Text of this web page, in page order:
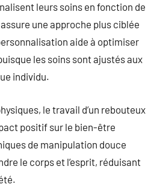
leurs soins en fonction de
une approche plus ciblée
aide à optimiser
les soins sont ajustés aux
individu.
le travail d’un rebouteux
positif sur le bien-être
de manipulation douce
le corps et l’esprit, réduisant